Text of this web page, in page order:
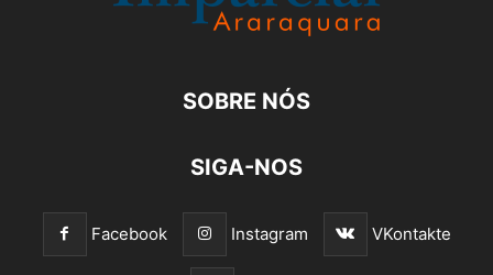
SOBRE NÓS
SIGA-NOS
Facebook Instagram VKontakte